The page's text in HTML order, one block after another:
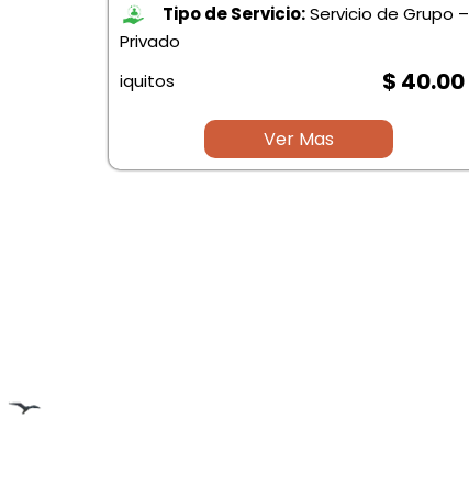
Tipo de Servicio:Servicio de Grupo –
Privado
iquitos
$ 40.00
Ver Mas